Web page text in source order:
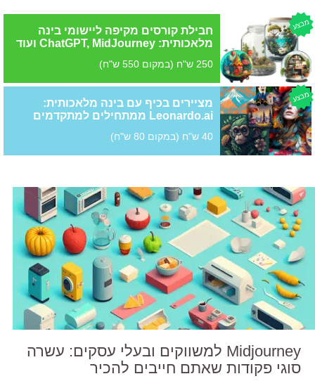
מבצע
חבילת קורסים מקיפה ליישומי בינה
מלאכותית: ChatGPT, MidJourney ועוד
250 ש"ח (במקום 550 ש"ח)
מבצע
מציירים בכיף עם בינה מלאכותית:
Leonardo.ai ממתחילים למתקדמים
40 ש"ח (במקום 80 ש"ח)
Midjourney למשווקים ובעלי עסקים: עשרה
סוגי פקודות שאתם חייבים להכיר